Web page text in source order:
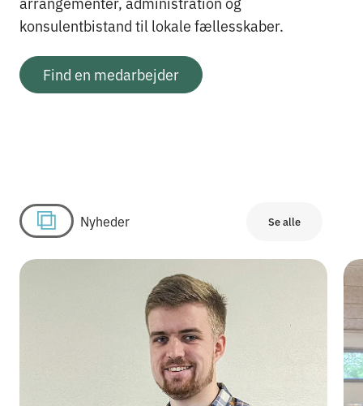
konsulentbistand til lokale fællesskaber.
Find en medarbejder
Nyheder Se alle